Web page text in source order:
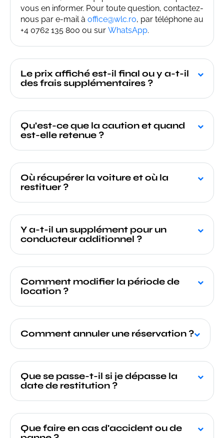
vous en informer. Pour toute question, contactez-
nous par e-mail à office@wlc.ro, par téléphone au
+4 0762 135 800 ou sur WhatsApp.
Le prix affiché est-il final ou y a-t-il
des frais supplémentaires ?
Qu'est-ce que la caution et quand
est-elle retenue ?
Où récupérer la voiture et où la
restituer ?
Y a-t-il un supplément pour un
conducteur additionnel ?
Comment modifier la période de
location ?
Comment annuler une réservation ?
Que se passe-t-il si je dépasse la
date de restitution ?
Que faire en cas d'accident ou de